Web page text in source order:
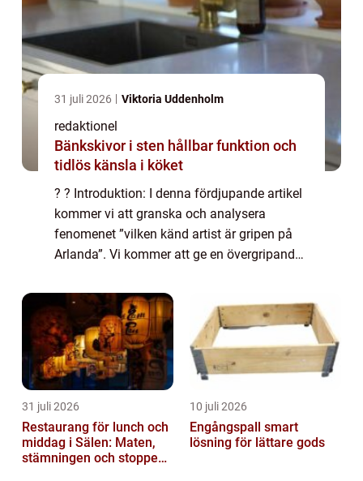
31 juli 2026 Viktoria Uddenholm
redaktionel
Bänkskivor i sten hållbar funktion och
tidlös känsla i köket
? ? Introduktion: I denna fördjupande artikel
kommer vi att granska och analysera
fenomenet ”vilken känd artist är gripen på
Arlanda”. Vi kommer att ge en övergripande
presentera olika typer a...
31 juli 2026
Restaurang för lunch och
middag i Sälen: Maten,
stämningen och stoppen
10 juli 2026
Engångspall smart
lösning för lättare gods